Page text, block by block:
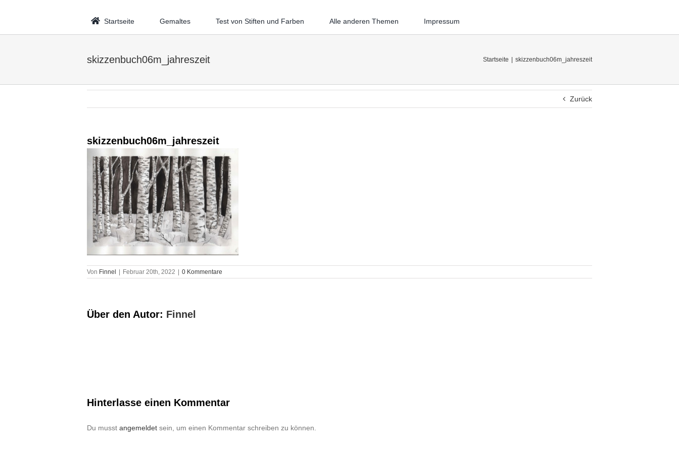
Startseite Gemaltes Test von Stiften und Farben Alle anderen Themen Impressum
skizzenbuch06m_jahreszeit Startseite skizzenbuch06m_jahreszeit
Zurück
skizzenbuch06m_jahreszeit
Von Finnel Februar 20th, 2022 0 Kommentare
Über den Autor: Finnel
Hinterlasse einen Kommentar
Du musst angemeldet sein, um einen Kommentar schreiben zu können.